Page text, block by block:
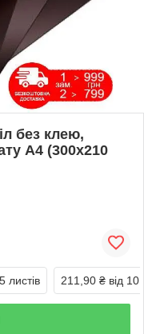
без клею,
А4 (300х210
листів 211,90 ₴ від 10